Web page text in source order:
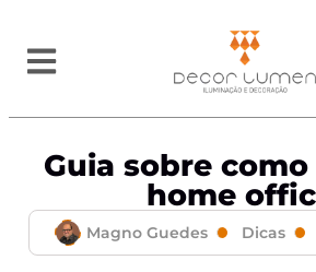
Guia sobre
home
Magno Guedes Dicas